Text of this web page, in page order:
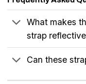
What makes
strap
Can these